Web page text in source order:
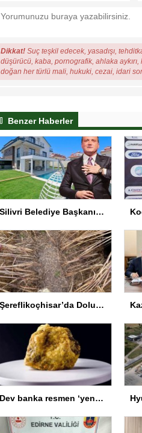
Dikkat! Suç teşkil edecek, yasadışı,
düşürücü, kaba, pornografik, ahlaka
doğan her türlü mali, hukuki, cezai, idari
Benzer Haberler
Silivri Belediye Başkanı Yolsuzluk Soruşturmasında İfade Verdi
Şereflikoçhisar’da Dolu Zararını Tespit İçin Harekete Geçildi
Dev banka resmen ‘yeni altın’ ilan etti: Uranyumda tarihi rekorlara çok az kaldı